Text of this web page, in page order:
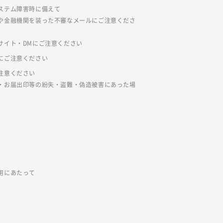
テム障害時に備えて
金融機関を装った不審なメールにご注意くださ
イト・DMにご注意ください
ご注意ください
意ください
お届出印等の紛失・盗難・偽造被害にあった場
にあたって